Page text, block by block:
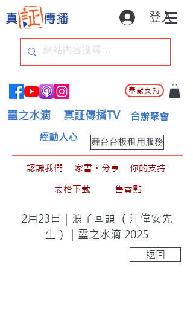
登入
奉獻支持
靈之水滴 真証傳播TV 合辦聚會
舞台台板租用服務
經動人心
認識我們 家書。分享
你的支持
表格下載
售賣點
2月23日｜浪子回頭 （江偉安先
生）｜靈之水滴 2025
返回